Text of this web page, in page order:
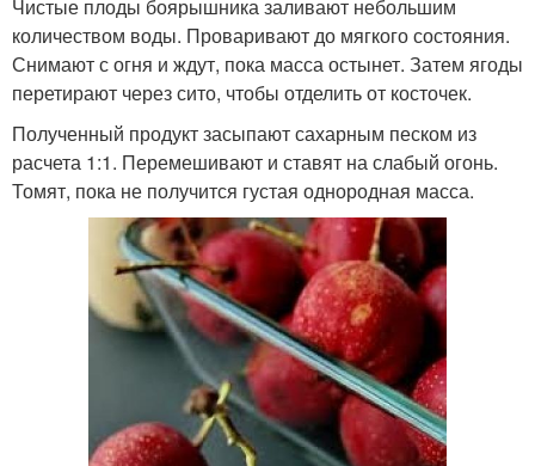
Чистые плоды боярышника заливают небольшим
количеством воды. Проваривают до мягкого состояния.
Снимают с огня и ждут, пока масса остынет. Затем ягоды
перетирают через сито, чтобы отделить от косточек.
Полученный продукт засыпают сахарным песком из
расчета 1:1. Перемешивают и ставят на слабый огонь.
Томят, пока не получится густая однородная масса.